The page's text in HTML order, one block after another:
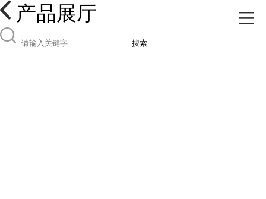
产品展厅
搜索